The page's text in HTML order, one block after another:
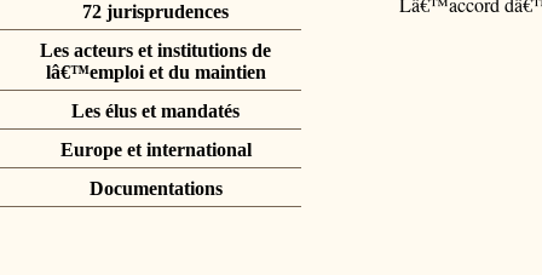
72 jurisprudences
Les acteurs et institutions de
lâ€™emploi et du maintien
Les élus et mandatés
Europe et international
Documentations